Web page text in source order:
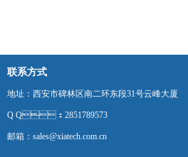
联系方式
地址：西安市碑林区南二环东段31号云峰大厦
Q Q：2851789573
邮箱：sales@xiatech.com.cn